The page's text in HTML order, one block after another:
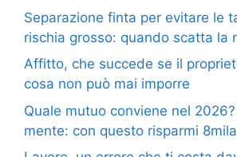
Separazione finta per evitare le
rischia grosso: quando scatta la
Affitto, che succede se il
cosa non può mai imporre
Quale mutuo conviene nel
mente: con questo risparmi 8mila